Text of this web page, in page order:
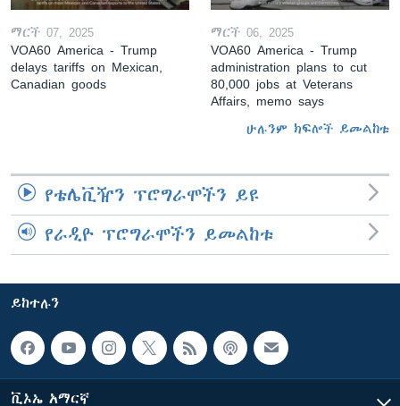
ማርች 07, 2025
VOA60 America - Trump
delays tariffs on Mexican,
Canadian goods
ማርች 06, 2025
VOA60 America - Trump
administration plans to cut
80,000 jobs at Veterans
Affairs, memo says
ሁሉንም ክፍሎች ይመልከቱ
የቴሌቪዥን ፕሮግራሞችን ይዩ
የራዲዮ ፕሮግራሞችን ይመልከቱ
ይከተሉን
ቪኦኤ አማርኛ